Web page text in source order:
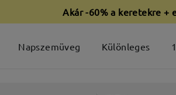
Akár -60% a keretekre +
Napszemüveg Különleges